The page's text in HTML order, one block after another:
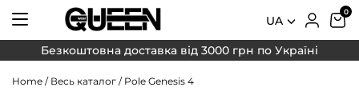
UA
Безкоштовна доставка від 3000 грн по Україні
Home / Весь каталог /Pole Genesis 4